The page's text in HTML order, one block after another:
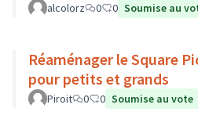
alcolorz 0 0 Soumise au
Réaménager le Square
pour petits et grands
Piroit 0 0 Soumise au vote